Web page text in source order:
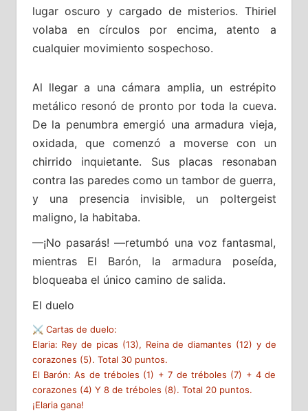
lugar oscuro y cargado de misterios. Thiriel
volaba en círculos por encima, atento a
cualquier movimiento sospechoso.
Al llegar a una cámara amplia, un estrépito
metálico resonó de pronto por toda la cueva.
De la penumbra emergió una armadura vieja,
oxidada, que comenzó a moverse con un
chirrido inquietante. Sus placas resonaban
contra las paredes como un tambor de guerra,
y una presencia invisible, un poltergeist
maligno, la habitaba.
—¡No pasarás! —retumbó una voz fantasmal,
mientras El Barón, la armadura poseída,
bloqueaba el único camino de salida.
El duelo
⚔️ Cartas de duelo:
Elaria: Rey de picas (13), Reina de diamantes (12) y de
corazones (5). Total 30 puntos.
El Barón: As de tréboles (1) + 7 de tréboles (7) + 4 de
corazones (4) Y 8 de tréboles (8). Total 20 puntos.
¡Elaria gana!